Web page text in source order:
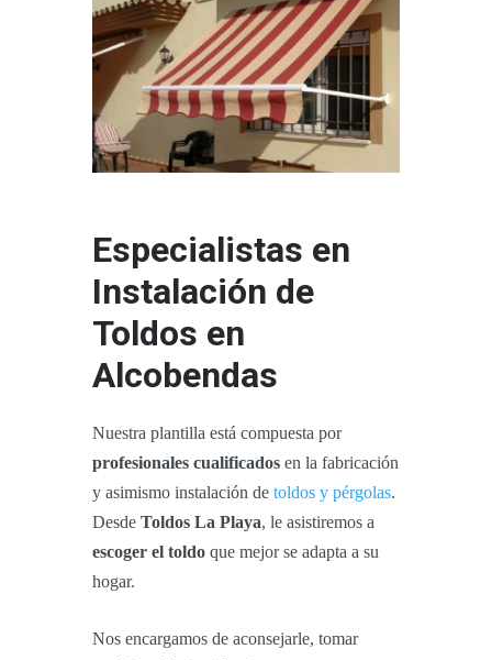
Especialistas en
Instalación de
Toldos en
Alcobendas
Nuestra plantilla está compuesta por
profesionales cualificados en la fabricación
y asimismo instalación de toldos y pérgolas.
Desde Toldos La Playa, le asistiremos a
escoger el toldo que mejor se adapta a su
hogar.
Nos encargamos de aconsejarle, tomar